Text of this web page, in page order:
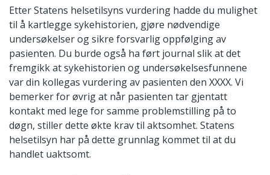
Etter Statens helsetilsyns vurdering hadde du mulighet
til å kartlegge sykehistorien, gjøre nødvendige
undersøkelser og sikre forsvarlig oppfølging av
pasienten. Du burde også ha ført journal slik at det
fremgikk at sykehistorien og undersøkelsesfunnene
var din kollegas vurdering av pasienten den XXXX. Vi
bemerker for øvrig at når pasienten tar gjentatt
kontakt med lege for samme problemstilling på to
døgn, stiller dette økte krav til aktsomhet. Statens
helsetilsyn har på dette grunnlag kommet til at du
handlet uaktsomt.